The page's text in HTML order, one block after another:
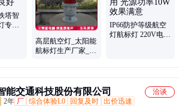
塔智
专业
高层航空灯_太阳能
航标灯生产厂家_三
IP66防护等级航空
灯航标灯 220V电压
能交通科技股份有限公司
洽谈
2年 厂 综合体验L0 回复及时 出价迅速